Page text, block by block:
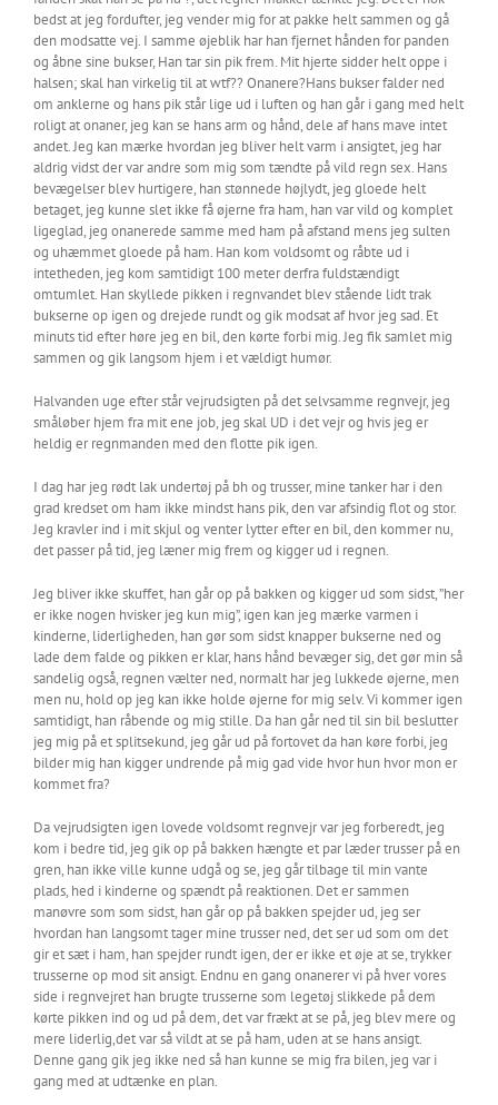
bedst at jeg fordufter, jeg vender mig for at pakke helt sammen og gå
den modsatte vej. I samme øjeblik har han fjernet hånden for panden
og åbne sine bukser, Han tar sin pik frem. Mit hjerte sidder helt oppe i
halsen; skal han virkelig til at wtf?? Onanere?Hans bukser falder ned
om anklerne og hans pik står lige ud i luften og han går i gang med helt
roligt at onaner, jeg kan se hans arm og hånd, dele af hans mave intet
andet. Jeg kan mærke hvordan jeg bliver helt varm i ansigtet, jeg har
aldrig vidst der var andre som mig som tændte på vild regn sex. Hans
bevægelser blev hurtigere, han stønnede højlydt, jeg gloede helt
betaget, jeg kunne slet ikke få øjerne fra ham, han var vild og komplet
ligeglad, jeg onanerede samme med ham på afstand mens jeg sulten
og uhæmmet gloede på ham. Han kom voldsomt og råbte ud i
intetheden, jeg kom samtidigt 100 meter derfra fuldstændigt
omtumlet. Han skyllede pikken i regnvandet blev stående lidt trak
bukserne op igen og drejede rundt og gik modsat af hvor jeg sad. Et
minuts tid efter høre jeg en bil, den kørte forbi mig. Jeg fik samlet mig
sammen og gik langsom hjem i et vældigt humør.
Halvanden uge efter står vejrudsigten på det selvsamme regnvejr, jeg
småløber hjem fra mit ene job, jeg skal UD i det vejr og hvis jeg er
heldig er regnmanden med den flotte pik igen.
I dag har jeg rødt lak undertøj på bh og trusser, mine tanker har i den
grad kredset om ham ikke mindst hans pik, den var afsindig flot og stor.
Jeg kravler ind i mit skjul og venter lytter efter en bil, den kommer nu,
det passer på tid, jeg læner mig frem og kigger ud i regnen.
Jeg bliver ikke skuffet, han går op på bakken og kigger ud som sidst, ”her
er ikke nogen hvisker jeg kun mig”, igen kan jeg mærke varmen i
kinderne, liderligheden, han gør som sidst knapper bukserne ned og
lade dem falde og pikken er klar, hans hånd bevæger sig, det gør min så
sandelig også, regnen vælter ned, normalt har jeg lukkede øjerne, men
men nu, hold op jeg kan ikke holde øjerne for mig selv. Vi kommer igen
samtidigt, han råbende og mig stille. Da han går ned til sin bil beslutter
jeg mig på et splitsekund, jeg går ud på fortovet da han køre forbi, jeg
bilder mig han kigger undrende på mig gad vide hvor hun hvor mon er
kommet fra?
Da vejrudsigten igen lovede voldsomt regnvejr var jeg forberedt, jeg
kom i bedre tid, jeg gik op på bakken hængte et par læder trusser på en
gren, han ikke ville kunne udgå og se, jeg går tilbage til min vante
plads, hed i kinderne og spændt på reaktionen. Det er sammen
manøvre som som sidst, han går op på bakken spejder ud, jeg ser
hvordan han langsomt tager mine trusser ned, det ser ud som om det
gir et sæt i ham, han spejder rundt igen, der er ikke et øje at se, trykker
trusserne op mod sit ansigt. Endnu en gang onanerer vi på hver vores
side i regnvejret han brugte trusserne som legetøj slikkede på dem
kørte pikken ind og ud på dem, det var frækt at se på, jeg blev mere og
mere liderlig,det var så vildt at se på ham, uden at se hans ansigt.
Denne gang gik jeg ikke ned så han kunne se mig fra bilen, jeg var i
gang med at udtænke en plan.